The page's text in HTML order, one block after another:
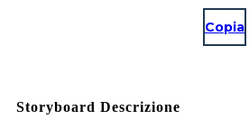
Copia
Storyboard Descrizione